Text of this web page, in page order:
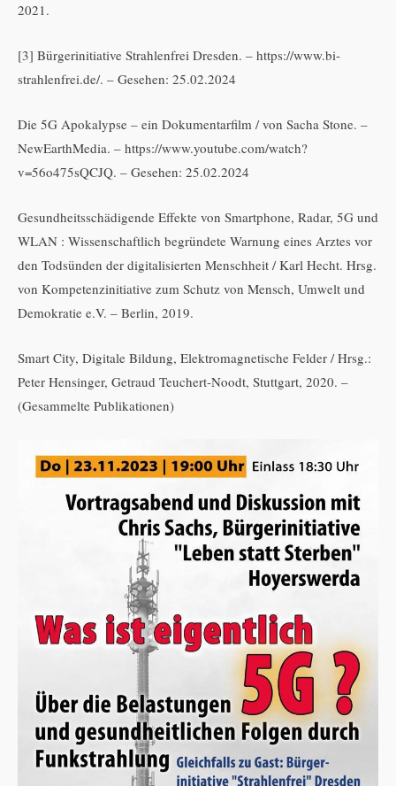
2021.
[3] Bürgerinitiative Strahlenfrei Dresden. – https://www.bi-
strahlenfrei.de/. – Gesehen: 25.02.2024
Die 5G Apokalypse – ein Dokumentarfilm / von Sacha Stone. –
NewEarthMedia. – https://www.youtube.com/watch?
v=56o475sQCJQ. – Gesehen: 25.02.2024
Gesundheitsschädigende Effekte von Smartphone, Radar, 5G und
WLAN : Wissenschaftlich begründete Warnung eines Arztes vor
den Todsünden der digitalisierten Menschheit / Karl Hecht. Hrsg.
von Kompetenzinitiative zum Schutz von Mensch, Umwelt und
Demokratie e.V. – Berlin, 2019.
Smart City, Digitale Bildung, Elektromagnetische Felder / Hrsg.:
Peter Hensinger, Getraud Teuchert-Noodt, Stuttgart, 2020. –
(Gesammelte Publikationen)